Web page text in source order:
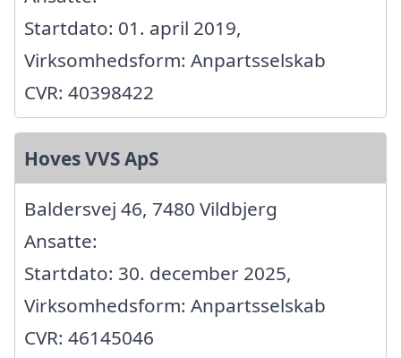
Startdato: 01. april 2019,
Virksomhedsform: Anpartsselskab
CVR: 40398422
Hoves VVS ApS
Baldersvej 46, 7480 Vildbjerg
Ansatte:
Startdato: 30. december 2025,
Virksomhedsform: Anpartsselskab
CVR: 46145046